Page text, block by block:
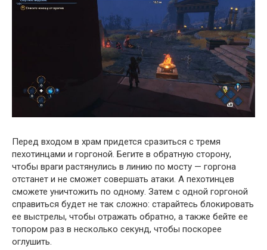
Перед входом в храм придется сразиться с тремя
пехотинцами и горгоной. Бегите в обратную сторону,
чтобы враги растянулись в линию по мосту — горгона
отстанет и не сможет совершать атаки. А пехотинцев
сможете уничтожить по одному. Затем с одной горгоной
справиться будет не так сложно: старайтесь блокировать
ее выстрелы, чтобы отражать обратно, а также бейте ее
топором раз в несколько секунд, чтобы поскорее
оглушить.